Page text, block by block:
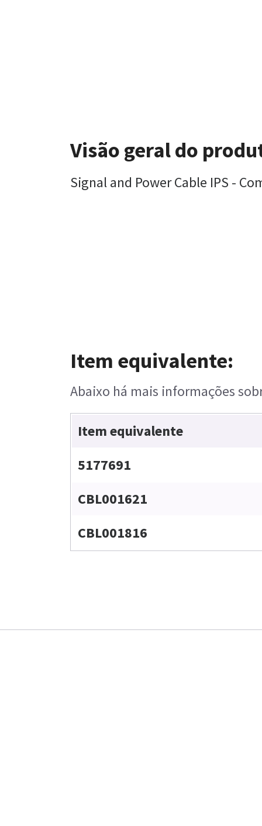
Visão geral do
Signal and Power Cable IPS -
Item equivalente:
Abaixo há mais informações
Item equivalente
5177691
CBL001621
CBL001816